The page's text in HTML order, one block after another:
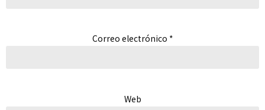
Correo electrónico *
Web